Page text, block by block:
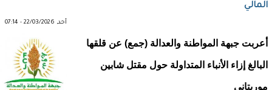
المالي
أحد, 22/03/2026 - 07:14
أعربت جبهة المواطنة والعدالة (جمع) عن قلقها
البالغ إزاء الأنباء المتداولة حول مقتل شابين
موريتاني